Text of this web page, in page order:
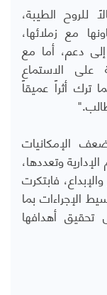
للروح الطيبة،
مع زملائها،
دعم، أما مع
على الاستماع
ترك أثراً عميقاً
الإمكانيات
وتعددها،
فابتكرت
الإجراءات بما
أهدافها